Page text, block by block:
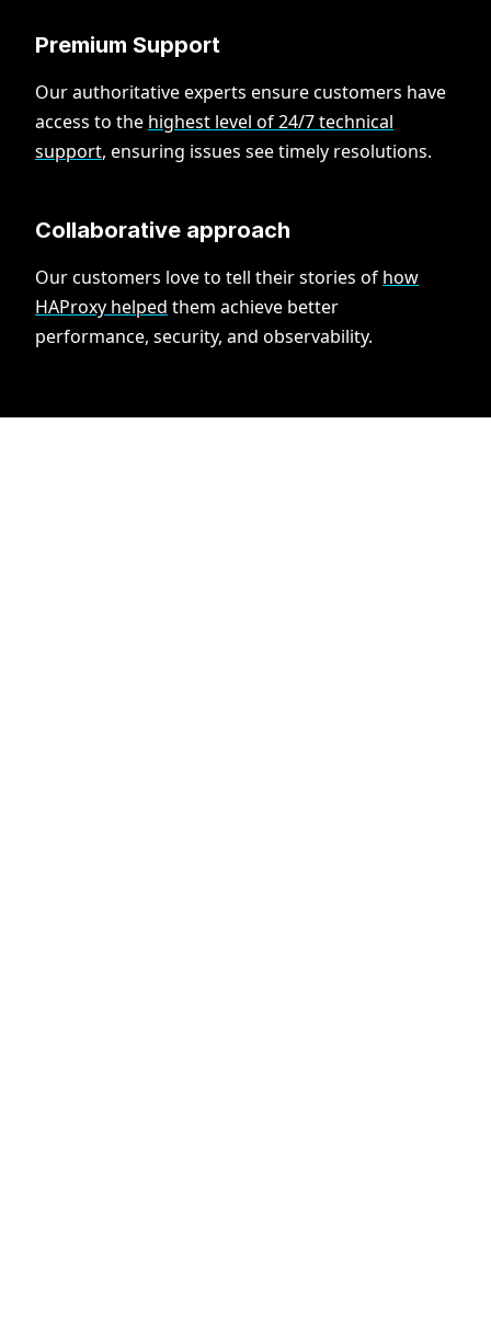
Premium Support
Our authoritative experts ensure customers have
access to the highest level of 24/7 technical
support, ensuring issues see timely resolutions.
Collaborative approach
Our customers love to tell their stories of how
HAProxy helped them achieve better
performance, security, and observability.